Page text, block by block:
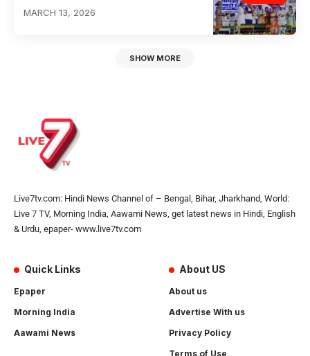
MARCH 13, 2026
SHOW MORE
Live7tv.com: Hindi News Channel of – Bengal, Bihar, Jharkhand, World:
Live 7 TV, Morning India, Aawami News, get latest news in Hindi, English
& Urdu, epaper- www.live7tv.com
Quick Links
Epaper
Morning India
Aawami News
About US
About us
Advertise With us
Privacy Policy
Terms of Use